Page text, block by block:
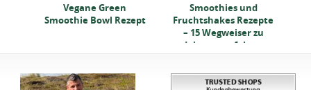
Vegane Green
Smoothie Bowl Rezept
Smoothies und
Fruchtshakes Rezepte
– 15 Wegweiser zu
deinem perfekten